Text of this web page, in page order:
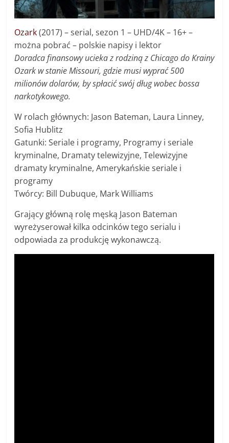
Ozark(2017) – serial, sezon 1 – UHD/4K – 16+ –
można pobrać – polskie napisy i lektor
Doradca finansowy ucieka z rodziną z Chicago do Krainy
Ozark w stanie Missouri, gdzie musi wyprać 500
milionów dolarów, by spłacić swój dług wobec bossa
narkotykowego.
W rolach głównych: Jason Bateman, Laura Linney,
Sofia Hublitz
Gatunki: Seriale i programy, Programy i seriale
kryminalne, Dramaty telewizyjne, Telewizyjne
dramaty kryminalne, Amerykańskie seriale i
programy
Twórcy: Bill Dubuque, Mark Williams
Grający główną rolę męską Jason Bateman
wyreżyserował kilka odcinków tego serialu i
odpowiada za produkcję wykonawczą.